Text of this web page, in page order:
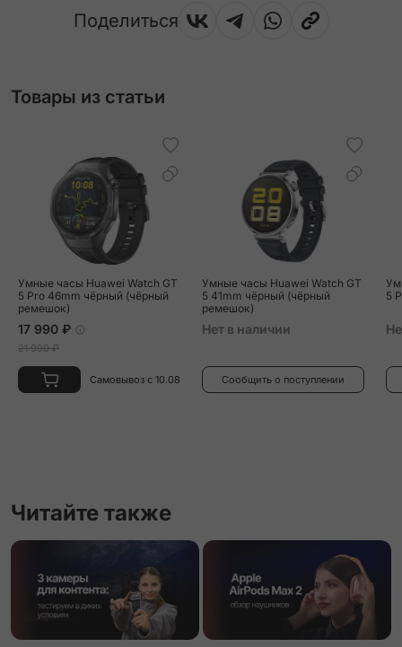
Поделиться
Товары из статьи
Умные часы Huawei Watch GT
5 Pro 46mm чёрный (чёрный
ремешок)
17 990 ₽
21 990 ₽
Самовывоз с 10.08
Умные часы Huawei Watch GT
5 41mm чёрный (чёрный
ремешок)
Нет в наличии
Сообщить о поступлении
5
Читайте также